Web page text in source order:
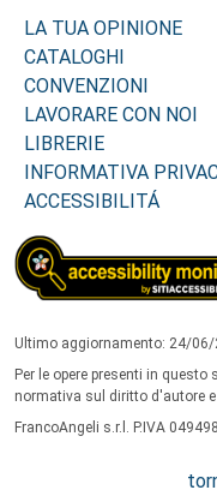
LA TUA OPINIONE
CATALOGHI
CONVENZIONI
LAVORARE CON NOI
LIBRERIE
INFORMATIVA
ACCESSIBILITÁ
Ultimo aggiornamento: 24/06/
Per le opere presenti in
normativa sul diritto d'autore
FrancoAngeli s.r.l. P.IVA